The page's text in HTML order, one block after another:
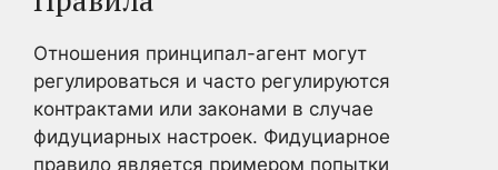
Отношения принципал-агент могут
регулироваться и часто регулируются
контрактами или законами в случае
фидуциарных настроек. Фидуциарное
правило является примером попытки